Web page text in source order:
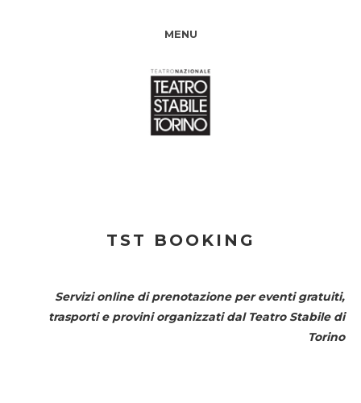
MENU
TST BOOKING
Servizi online di prenotazione per eventi gratuiti,
trasporti e provini organizzati dal Teatro Stabile di
Torino